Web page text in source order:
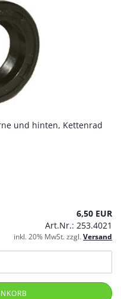
und hinten, Kettenrad
6,50 EUR
Art.Nr.: 253.4021
inkl. 20% MwSt. zzgl.Versand